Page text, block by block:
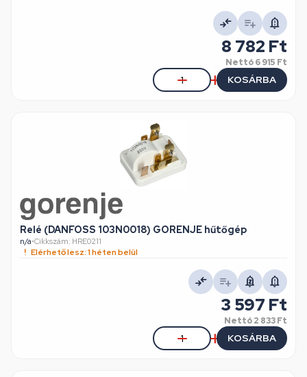
8 782 Ft
Nettó6 915 Ft
KOSÁRBA
Relé (DANFOSS 103N0018) GORENJE hűtőgép
n/a•Cikkszám: HRE0211
Elérhető lesz: 1 héten belül
3 597 Ft
Nettó2 833 Ft
KOSÁRBA